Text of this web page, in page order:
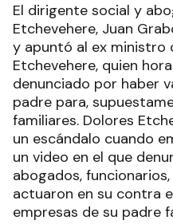
El dirigente social y
Etchevehere, Juan
y apuntó al ex ministro
Etchevehere, quien
denunciado por haber
padre para,
familiares. Dolores
un escándalo cuando
un video en el que
abogados,
actuaron en su contra
empresas de su padre